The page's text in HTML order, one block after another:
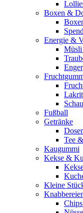
Boxen &
Energie &
Fußball
Getränke
Tee
Kaugummi
Kekse &
Kleine